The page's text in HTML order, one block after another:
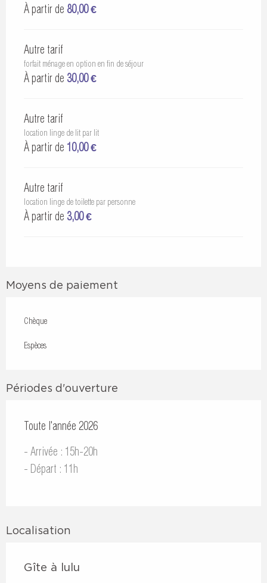
À partir de 80,00 €
Autre tarif
forfait ménage en option en fin de séjour
À partir de 30,00 €
Autre tarif
location linge de lit par lit
À partir de 10,00 €
Autre tarif
location linge de toilette par personne
À partir de 3,00 €
Moyens de paiement
Chèque
Espèces
Périodes d'ouverture
Toute l'année 2026
- Arrivée : 15h-20h
- Départ : 11h
Localisation
Gîte à lulu